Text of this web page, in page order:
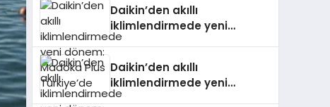
Daikin’den akıllı
iklimlendirmede yeni
dönem: Madoka Plus
Daikin’den akıllı
iklimlendirmede yeni
dönem: Madoka Plus